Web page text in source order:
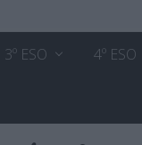
3º ESO 4º ESO